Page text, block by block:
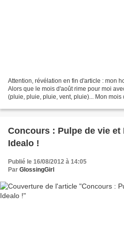
Attention, révélation en fin d'article : mon
Alors que le mois d'août rime pour moi
(pluie, pluie, pluie, vent, pluie)... Mon
Concours : Pulpe de vie
Idealo !
Publié le 16/08/2012 à 14:05
Par GlossingGirl